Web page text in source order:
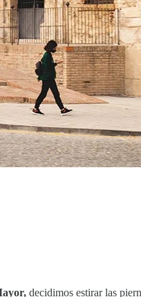
decidimos estirar las